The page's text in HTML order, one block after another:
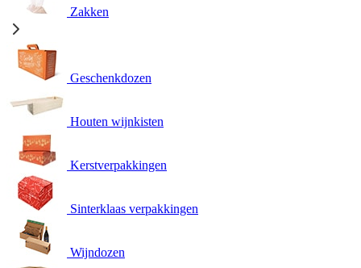
Zakken
Geschenkdozen
Houten wijnkisten
Kerstverpakkingen
Sinterklaas verpakkingen
Wijndozen